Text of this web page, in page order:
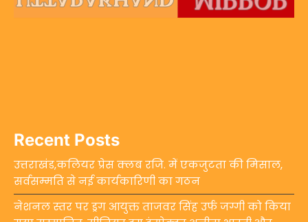
Recent Posts
उत्तराखंड,कलियर प्रेस क्लब रजि. में एकजुटता की मिसाल,
सर्वसम्मति से नई कार्यकारिणी का गठन
नेशनल स्तर पर ड्रग आयुक्त ताजवर सिंह उर्फ जग्गी को किया